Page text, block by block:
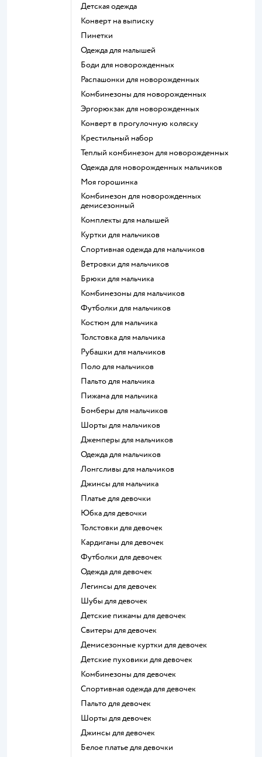
Детская одежда
Конверт на выписку
Пинетки
Одежда для малышей
Боди для новорожденных
Распашонки для новорожденных
Комбинезоны для новорожденных
Эргорюкзак для новорожденных
Конверт в прогулочную коляску
Крестильный набор
Теплый комбинезон для новорожденных
Одежда для новорожденных мальчиков
Моя горошинка
Комбинезон для новорожденных
демисезонный
Комплекты для малышей
Куртки для мальчиков
Спортивная одежда для мальчиков
Ветровки для мальчиков
Брюки для мальчика
Комбинезоны для мальчиков
Футболки для мальчиков
Костюм для мальчика
Толстовка для мальчика
Рубашки для мальчиков
Поло для мальчиков
Пальто для мальчика
Пижама для мальчика
Бомберы для мальчиков
Шорты для мальчиков
Джемперы для мальчиков
Одежда для мальчиков
Лонгсливы для мальчиков
Джинсы для мальчика
Платье для девочки
Юбка для девочки
Толстовки для девочек
Кардиганы для девочек
Футболки для девочек
Одежда для девочек
Легинсы для девочек
Шубы для девочек
Детские пижамы для девочек
Свитеры для девочек
Демисезонные куртки для девочек
Детские пуховики для девочек
Комбинезоны для девочек
Спортивная одежда для девочек
Пальто для девочек
Шорты для девочек
Джинсы для девочек
Белое платье для девочки